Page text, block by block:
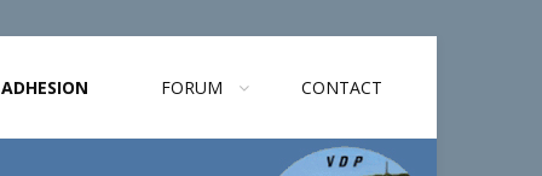
ADHESION FORUM CONTACT